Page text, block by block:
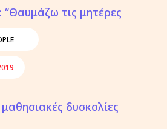
“Θαυμάζω τις μητέρες
δυσκολίες